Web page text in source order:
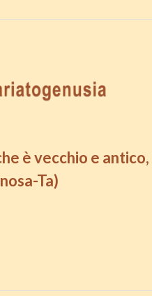
è vecchio e
Ta)